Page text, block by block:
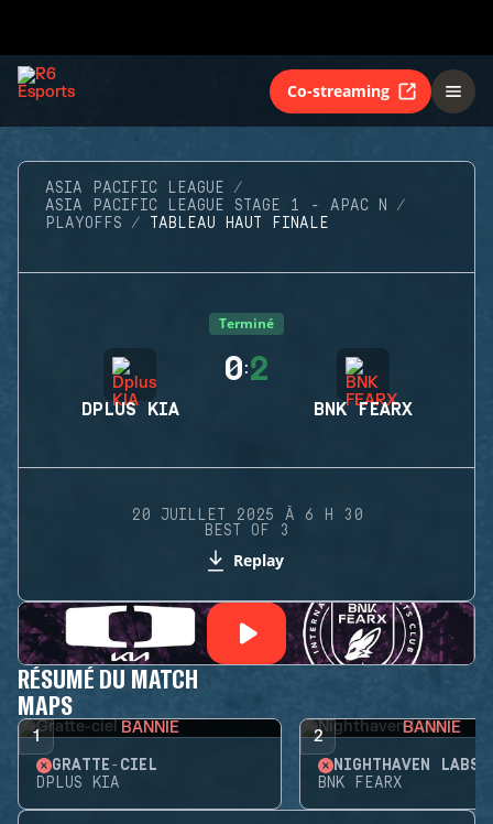
Co-streaming
ASIA PACIFIC LEAGUE
ASIA PACIFIC LEAGUE STAGE 1 - APAC N
PLAYOFFS
TABLEAU HAUT FINALE
Terminé
DPLUS KIA
0:2
BNK FEARX
20 JUILLET 2025 À 6 H 30
BEST OF 3
Replay
RÉSUMÉ DU MATCH
MAPS
1 BANNIE
GRATTE-CIEL
DPLUS KIA
2 BANNIE
NIGHTHAVEN LABS
BNK FEARX